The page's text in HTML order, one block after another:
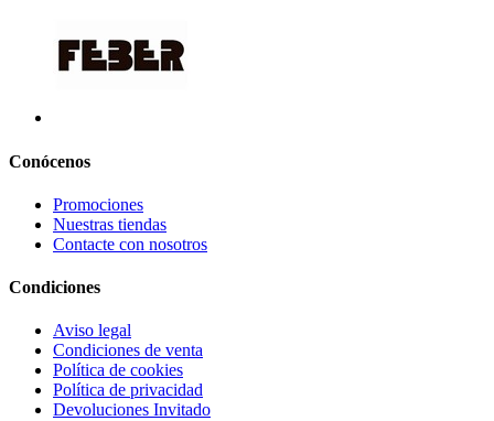
Conócenos
Promociones
Nuestras tiendas
Contacte con nosotros
Condiciones
Aviso legal
Condiciones de venta
Política de cookies
Política de privacidad
Devoluciones Invitado